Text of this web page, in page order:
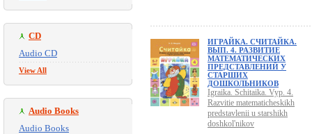
CD
Audio CD
View All
Audio Books
Audio Books
ИГРАЙКА. СЧИТАЙКА.
ВЫП. 4. РАЗВИТИЕ
МАТЕМАТИЧЕСКИХ
ПРЕДСТАВЛЕНИЙ У
СТАРШИХ
ДОШКОЛЬНИКОВ
Igraika. Schitaika. Vyp. 4.
Razvitie matematicheskikh
predstavlenii u starshikh
doshkol'nikov